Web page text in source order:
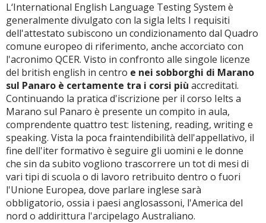
L‘International English Language Testing System è
generalmente divulgato con la sigla Ielts I requisiti
dell'attestato subiscono un condizionamento dal Quadro
comune europeo di riferimento, anche accorciato con
l'acronimo QCER. Visto in confronto alle singole licenze
del british english in centro e nei sobborghi di Marano
sul Panaro è certamente tra i corsi più accreditati.
Continuando la pratica d'iscrizione per il corso Ielts a
Marano sul Panaro è presente un compito in aula,
comprendente quattro test: listening, reading, writing e
speaking. Vista la poca fraintendibilità dell'appellativo, il
fine dell'iter formativo è seguire gli uomini e le donne
che sin da subito vogliono trascorrere un tot di mesi di
vari tipi di scuola o di lavoro retribuito dentro o fuori
l'Unione Europea, dove parlare inglese sarà
obbligatorio, ossia i paesi anglosassoni, l'America del
nord o addirittura l'arcipelago Australiano.